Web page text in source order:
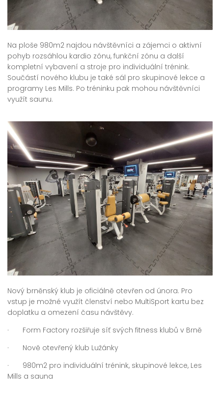
Na ploše 980m2 najdou návštěvníci a zájemci o aktivní
pohyb rozsáhlou kardio zónu, funkční zónu a další
kompletní vybavení a stroje pro individuální trénink.
Součástí nového klubu je také sál pro skupinové lekce a
programy Les Mills. Po tréninku pak mohou návštěvníci
využít saunu.
Nový brněnský klub je oficiálně otevřen od února. Pro
vstup je možné využít členství nebo MultiSport kartu bez
doplatku a omezení času návštěvy.
· Form Factory rozšiřuje síť svých fitness klubů v Brně
· Nově otevřený klub Lužánky
· 980m2 pro individuální trénink, skupinové lekce, Les
Mills a sauna